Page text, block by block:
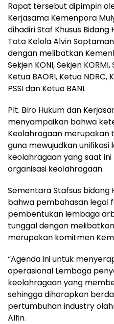
Rapat tersebut dipimpin
Kerjasama Kemenpora
dihadiri Staf Khusus
Tata Kelola Alvin
dengan melibatkan
Sekjen KONI, Sekjen
Ketua BAORI, Ketua
PSSI dan Ketua BANI.
Plt. Biro Hukum dan
menyampaikan bahwa
Keolahragaan merupakan
guna mewujudkan
keolahragaan yang saat
organisasi keolahragaan.
Sementara Stafsus bidang
bahwa pembahasan legal
pembentukan lembaga
tunggal dengan
merupakan komitmen
“Agenda ini untuk
operasional Lembaga
keolahragaan yang
sehingga diharapkan
pertumbuhan industry
Alfin.